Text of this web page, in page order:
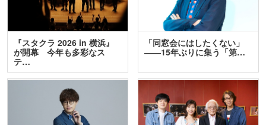
『スタクラ 2026 in 横浜』
が開幕 今年も多彩なス
テ…
「同窓会にはしたくない」
――15年ぶりに集う「第…